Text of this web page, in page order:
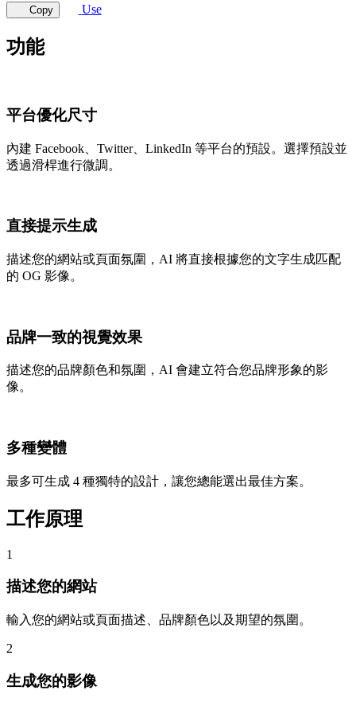
Copy Use
功能
平台優化尺寸
內建 Facebook、Twitter、LinkedIn 等平台的預設。選擇預設並
透過滑桿進行微調。
直接提示生成
描述您的網站或頁面氛圍，AI 將直接根據您的文字生成匹配
的 OG 影像。
品牌一致的視覺效果
描述您的品牌顏色和氛圍，AI 會建立符合您品牌形象的影
像。
多種變體
最多可生成 4 種獨特的設計，讓您總能選出最佳方案。
工作原理
1
描述您的網站
輸入您的網站或頁面描述、品牌顏色以及期望的氛圍。
2
生成您的影像